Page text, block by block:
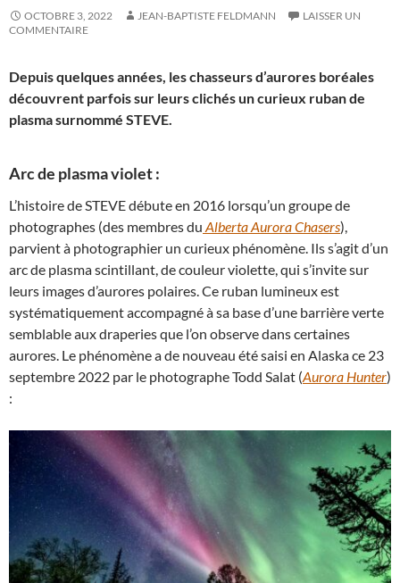
OCTOBRE 3, 2022 JEAN-BAPTISTE FELDMANN
LAISSER UN
COMMENTAIRE
Depuis quelques années, les chasseurs d’aurores boréales
découvrent parfois sur leurs clichés un curieux ruban de
plasma surnommé STEVE.
Arc de plasma violet :
L’histoire de STEVE débute en 2016 lorsqu’un groupe de
photographes (des membres du Alberta Aurora Chasers),
parvient à photographier un curieux phénomène. Ils s’agit d’un
arc de plasma scintillant, de couleur violette, qui s’invite sur
leurs images d’aurores polaires. Ce ruban lumineux est
systématiquement accompagné à sa base d’une barrière verte
semblable aux draperies que l’on observe dans certaines
aurores. Le phénomène a de nouveau été saisi en Alaska ce 23
septembre 2022 par le photographe Todd Salat (Aurora Hunter)
: